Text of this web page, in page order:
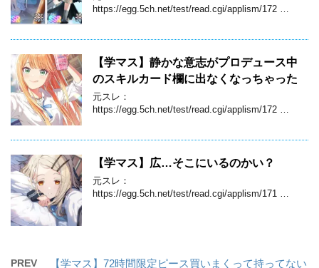
https://egg.5ch.net/test/read.cgi/applism/172 …
【学マス】静かな意志がプロデュース中
のスキルカード欄に出なくなっちゃった
元スレ：
https://egg.5ch.net/test/read.cgi/applism/172 …
【学マス】広…そこにいるのかい？
元スレ：
https://egg.5ch.net/test/read.cgi/applism/171 …
PREV 【学マス】72時間限定ピース買いまくって持ってない